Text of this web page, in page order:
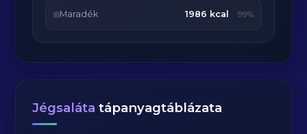
Maradék 1986 kcal 99%
Jégsaláta tápanyagtáblázata